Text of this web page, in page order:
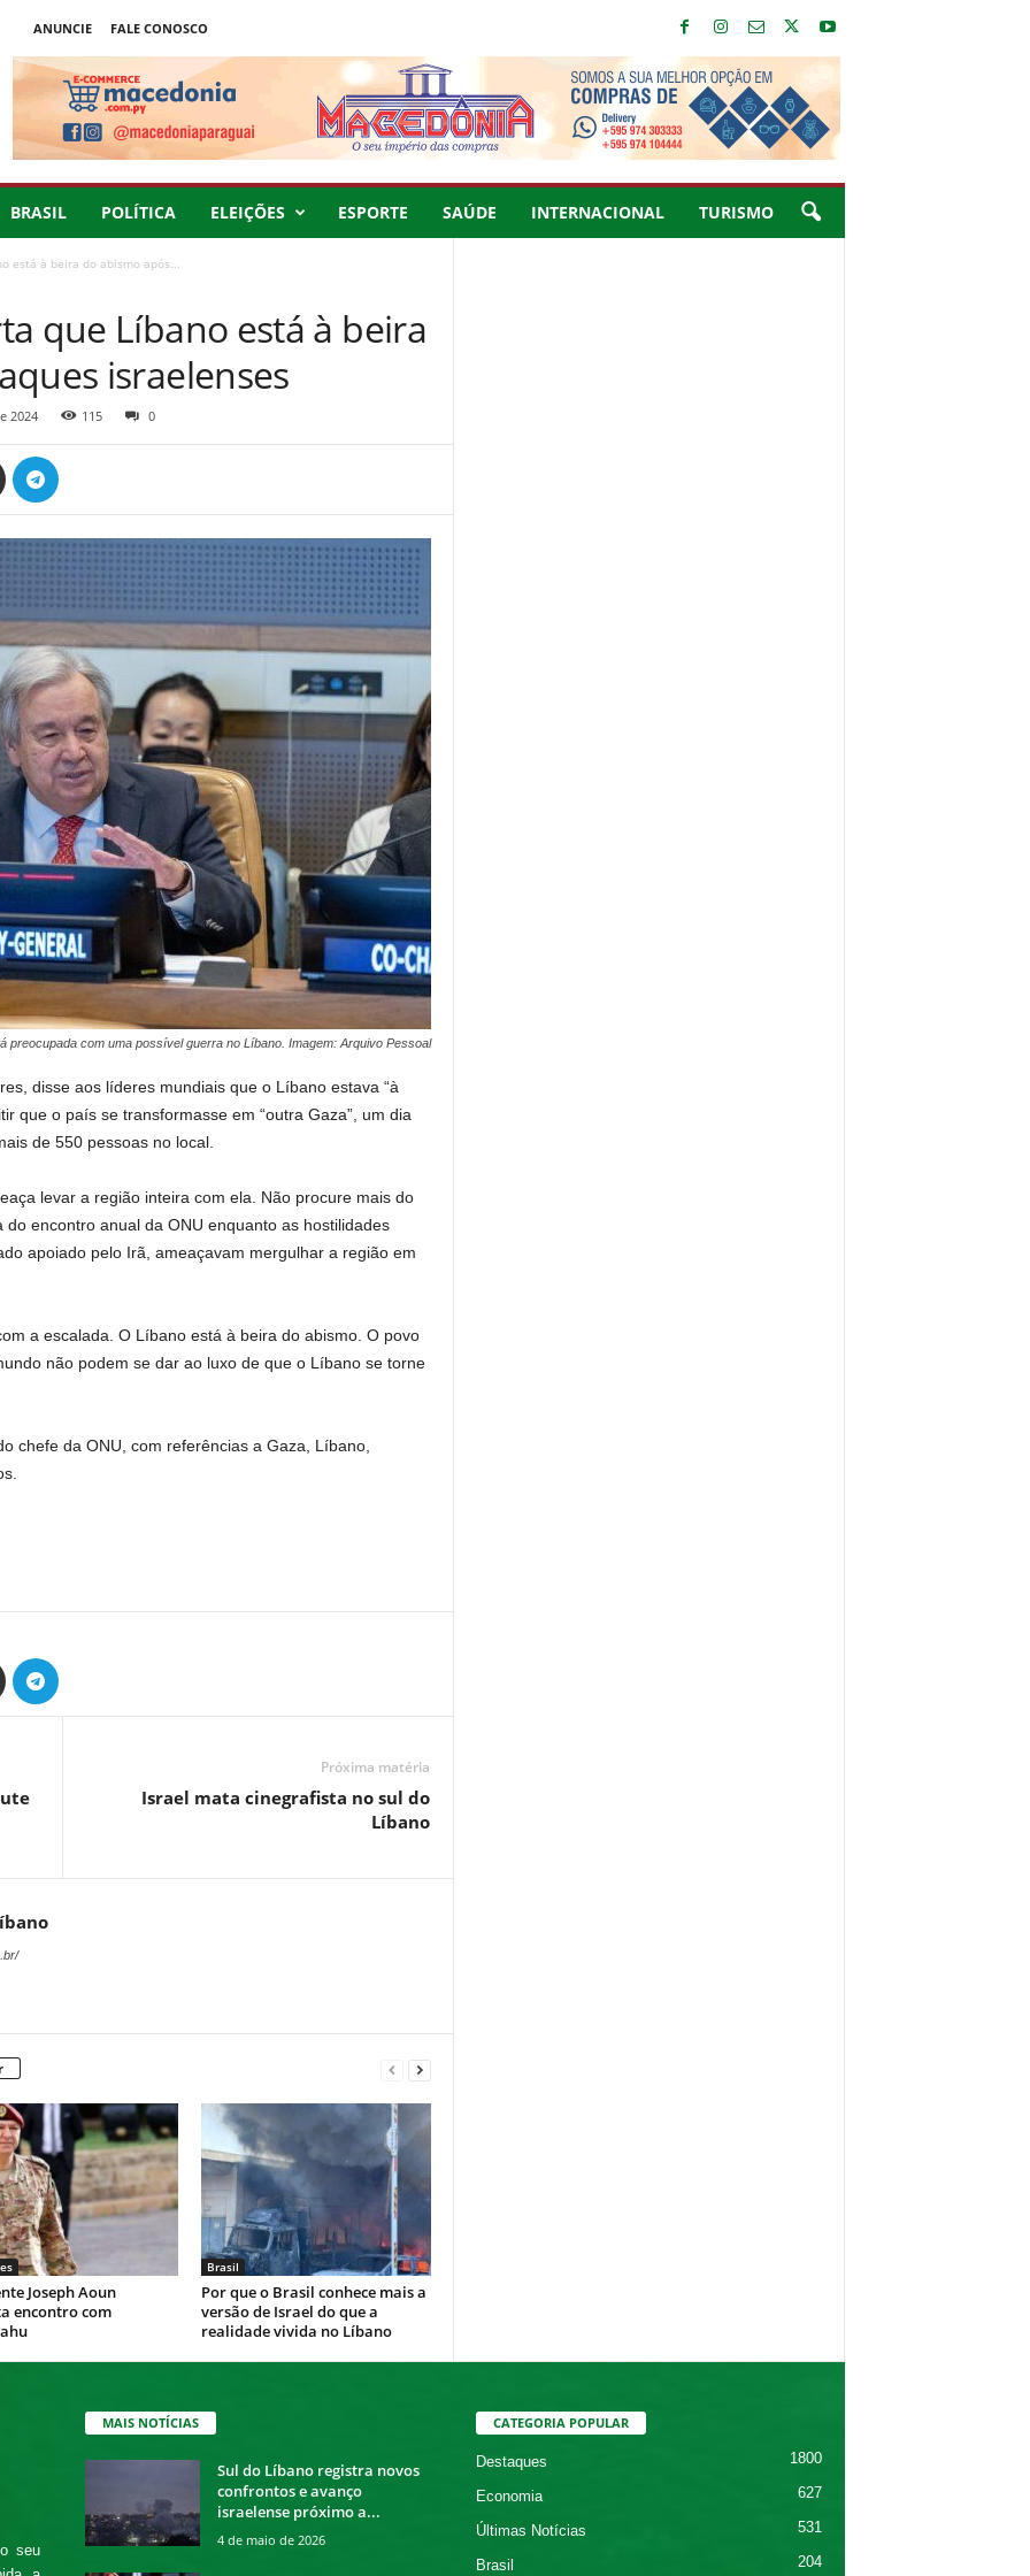
ANUNCIE
FALE CONOSCO
BRASIL POLÍTICA ELEIÇÕES ESPORTE SAÚDE INTERNACIONAL TURISMO
está à beira do abismo após...
que Líbano está à beira
israelenses
2024 115 0
preocupada com uma possível guerra no Líbano. Imagem: Arquivo Pessoal
disse aos líderes mundiais que o Líbano estava “à
que o país se transformasse em “outra Gaza”, um dia
de 550 pessoas no local.
levar a região inteira com ela. Não procure mais do
encontro anual da ONU enquanto as hostilidades
apoiado pelo Irã, ameaçavam mergulhar a região em
a escalada. O Líbano está à beira do abismo. O povo
não podem se dar ao luxo de que o Líbano se torne
chefe da ONU, com referências a Gaza, Líbano,
Próxima matéria
Israel mata cinegrafista no sul do
Líbano
Joseph Aoun
encontro com
Brasil
Por que o Brasil conhece mais a
versão de Israel do que a
realidade vivida no Líbano
seu
MAIS NOTÍCIAS
Sul do Líbano registra novos
confrontos e avanço
israelense próximo a...
4 de maio de 2026
CATEGORIA POPULAR
Destaques 1800
Economia 627
Últimas Notícias 531
Brasil 204